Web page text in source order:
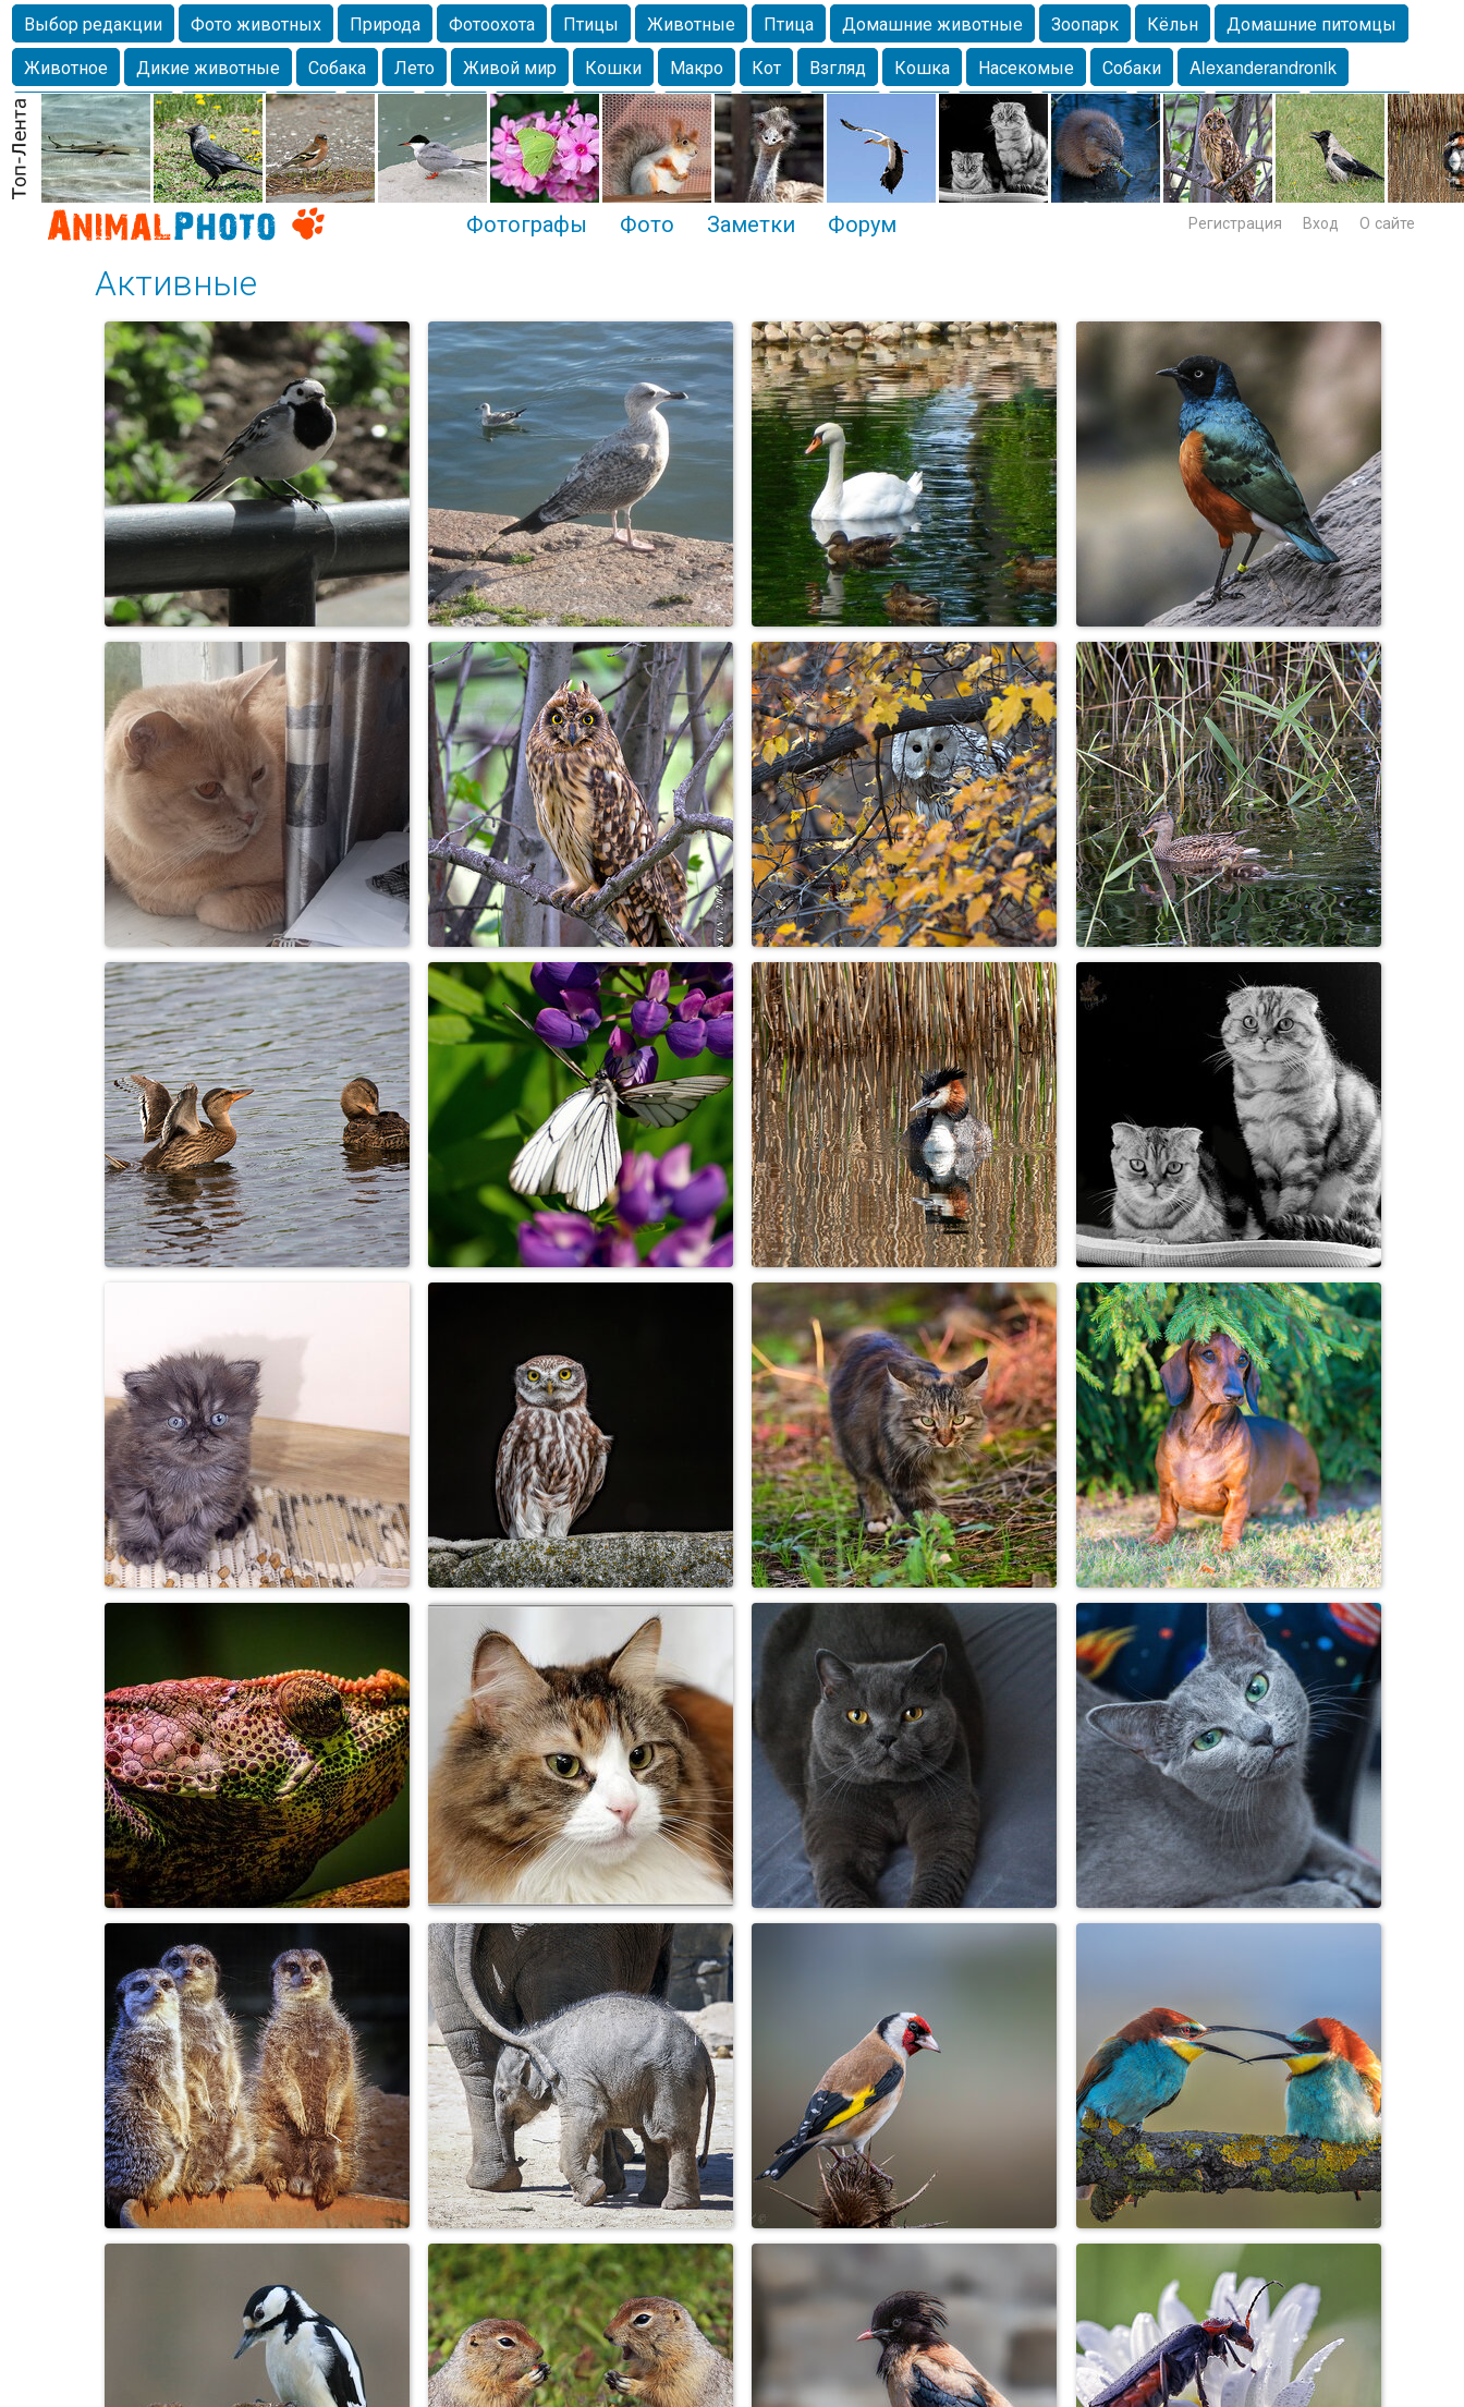
Выбор редакции Фото животных Природа Фотоохота Птицы Животные Птица Домашние животные Зоопарк Кёльн
Домашние питомцы
Животное
Дикие животные Собака Лето Живой мир Кошки Макро Кот Взгляд Кошка Насекомые Собаки
Alexanderandronik
Млекопитающие
Красота Фото Озеро Глаза Крым Москва Весна Парк Белка Морда Собачка Осень Портрет
Домашние
любимцы
Волгоград Лебедь Город Бабочка Чайка Лес Утки Николаев Насекомое Коты Lebert Дикие птицы Утка Самара
Лебеди
Спаниель
Фотографы Фото Заметки Форум Регистрация Вход О сайте
Активные